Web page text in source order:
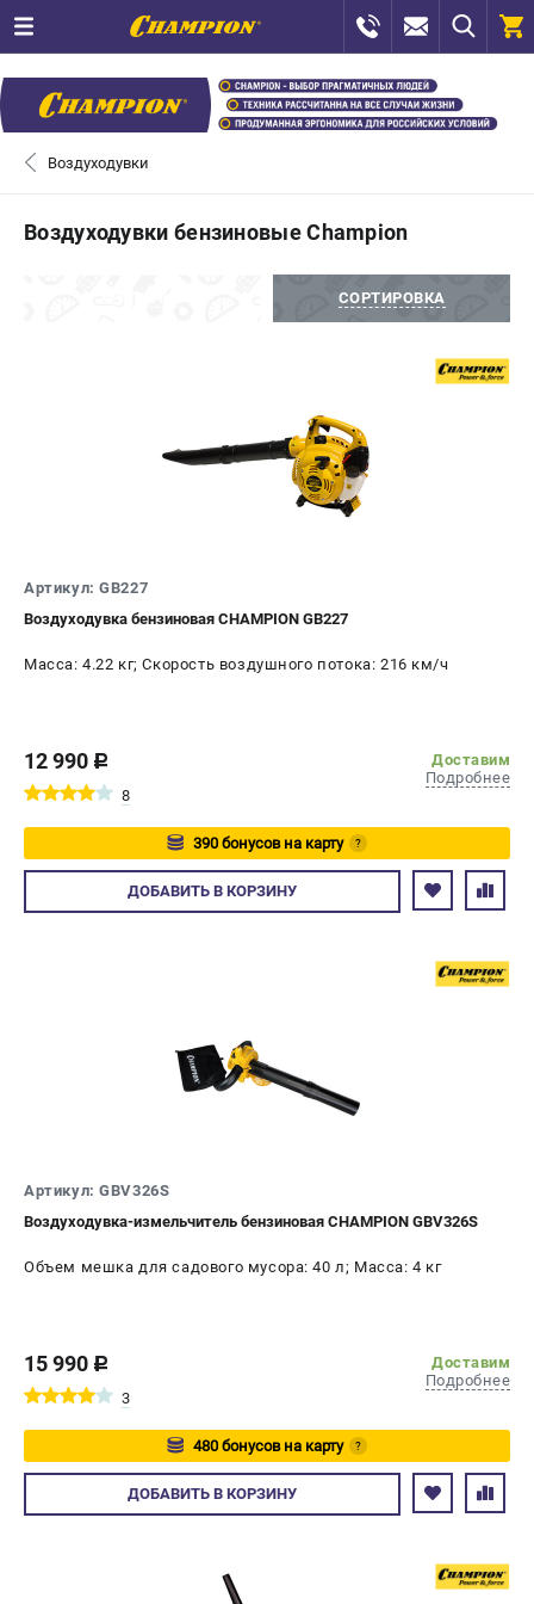
ИЗБРАННОЕ ( 0 )
0
ПОДДЕРЖКА
Сервисный центр
Гарантия Champion
Нашли дешевле?
КАТАЛОГ
Двигатели
Запасные части
Мотоблоки
Мотопомпы
Принадлежности и акссесуары
Садовая техника
Воздуходувки
Воздуходувки бензиновые Champion
СОРТИРОВКА
Артикул: GB227
Воздуходувка бензиновая CHAMPION GB227
Масса: 4.22 кг; Скорость воздушного потока: 216 км/ч
12 990 c
Доставим
Подробнее
8
390 бонусов на карту ?
Авторизуйтесь
ДОБАВИТЬ В КОРЗИНУ
Артикул: GBV326S
Воздуходувка-измельчитель бензиновая CHAMPION GBV326S
Объем мешка для садового мусора: 40 л; Масса: 4 кг
15 990 c
Доставим
Подробнее
3
480 бонусов на карту ?
Авторизуйтесь
ДОБАВИТЬ В КОРЗИНУ